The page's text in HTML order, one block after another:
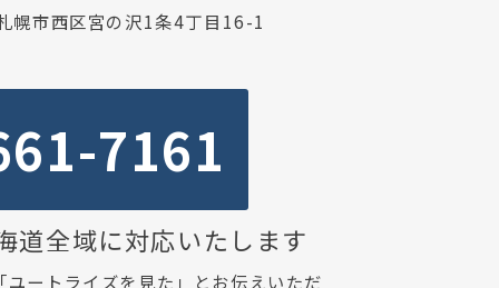
幌市西区宮の沢1条4丁目16-1
7161
道全域に対応いたします
ートライズを見た」とお伝えいただ